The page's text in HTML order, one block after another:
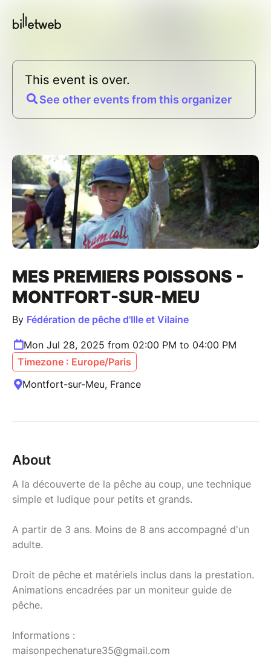
This event is over.
See other events from this organizer
MES PREMIERS POISSONS -
MONTFORT-SUR-MEU
By Fédération de pêche d'Ille et Vilaine
Mon Jul 28, 2025 from 02:00 PM to 04:00 PM
Timezone : Europe/Paris
Montfort-sur-Meu, France
About
A la découverte de la pêche au coup, une technique
simple et ludique pour petits et grands.
A partir de 3 ans. Moins de 8 ans accompagné d'un
adulte.
Droit de pêche et matériels inclus dans la prestation.
Animations encadrées par un moniteur guide de
pêche.
Informations :
maisonpechenature35@gmail.com